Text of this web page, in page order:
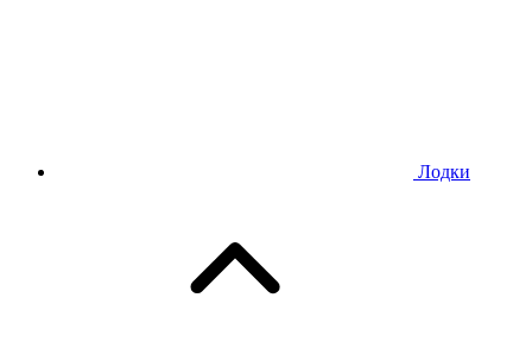
Лодки